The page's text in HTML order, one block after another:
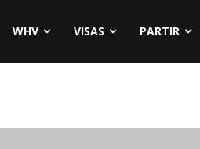
WHV VISAS PARTIR